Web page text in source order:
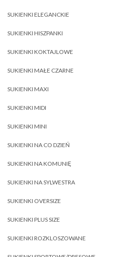
SUKIENKI ELEGANCKIE
SUKIENKI HISZPANKI
SUKIENKI KOKTAJLOWE
SUKIENKI MAŁE CZARNE
SUKIENKI MAXI
SUKIENKI MIDI
SUKIENKI MINI
SUKIENKI NA CO DZIEŃ
SUKIENKI NA KOMUNIĘ
SUKIENKI NA SYLWESTRA
SUKIENKI OVERSIZE
SUKIENKI PLUS SIZE
SUKIENKI ROZKLOSZOWANE